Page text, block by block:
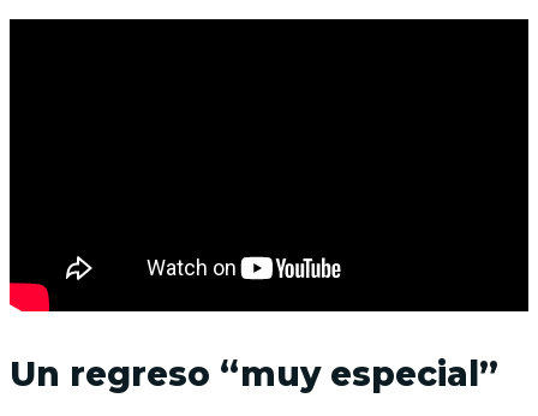
Un regreso “muy especial”